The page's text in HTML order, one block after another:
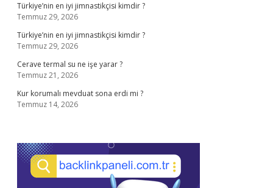
Türkiye’nin en iyi jimnastikçisi kimdir ?
Temmuz 29, 2026
Türkiye’nin en iyi jimnastikçisi kimdir ?
Temmuz 29, 2026
Cerave termal su ne işe yarar ?
Temmuz 21, 2026
Kur korumalı mevduat sona erdi mi ?
Temmuz 14, 2026